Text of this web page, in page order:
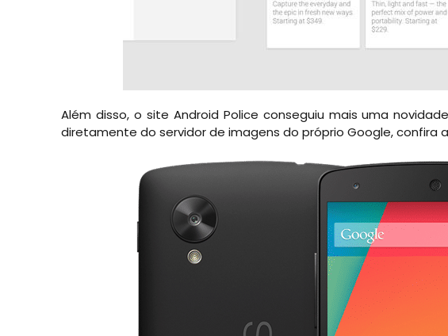
Além disso, o site Android Police conseguiu mais uma
diretamente do servidor de imagens do próprio Google, confira